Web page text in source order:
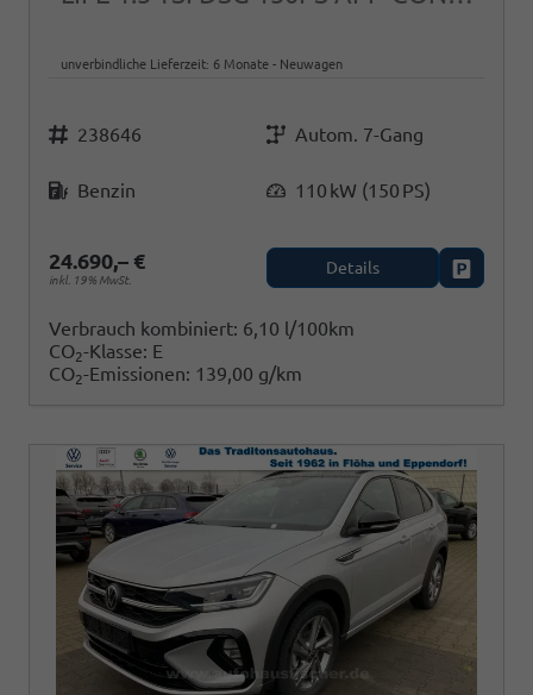
unverbindliche Lieferzeit: 6 Monate Neuwagen
Fahrzeugnr.
238646
Getriebe
Autom. 7-Gang
Benzin 110 kW (150 PS)
24.690,– €
inkl. 19% MwSt.
Details
Verbrauch kombiniert: 6,10 l/100km
CO2-Klasse: E
CO2-Emissionen: 139,00 g/km